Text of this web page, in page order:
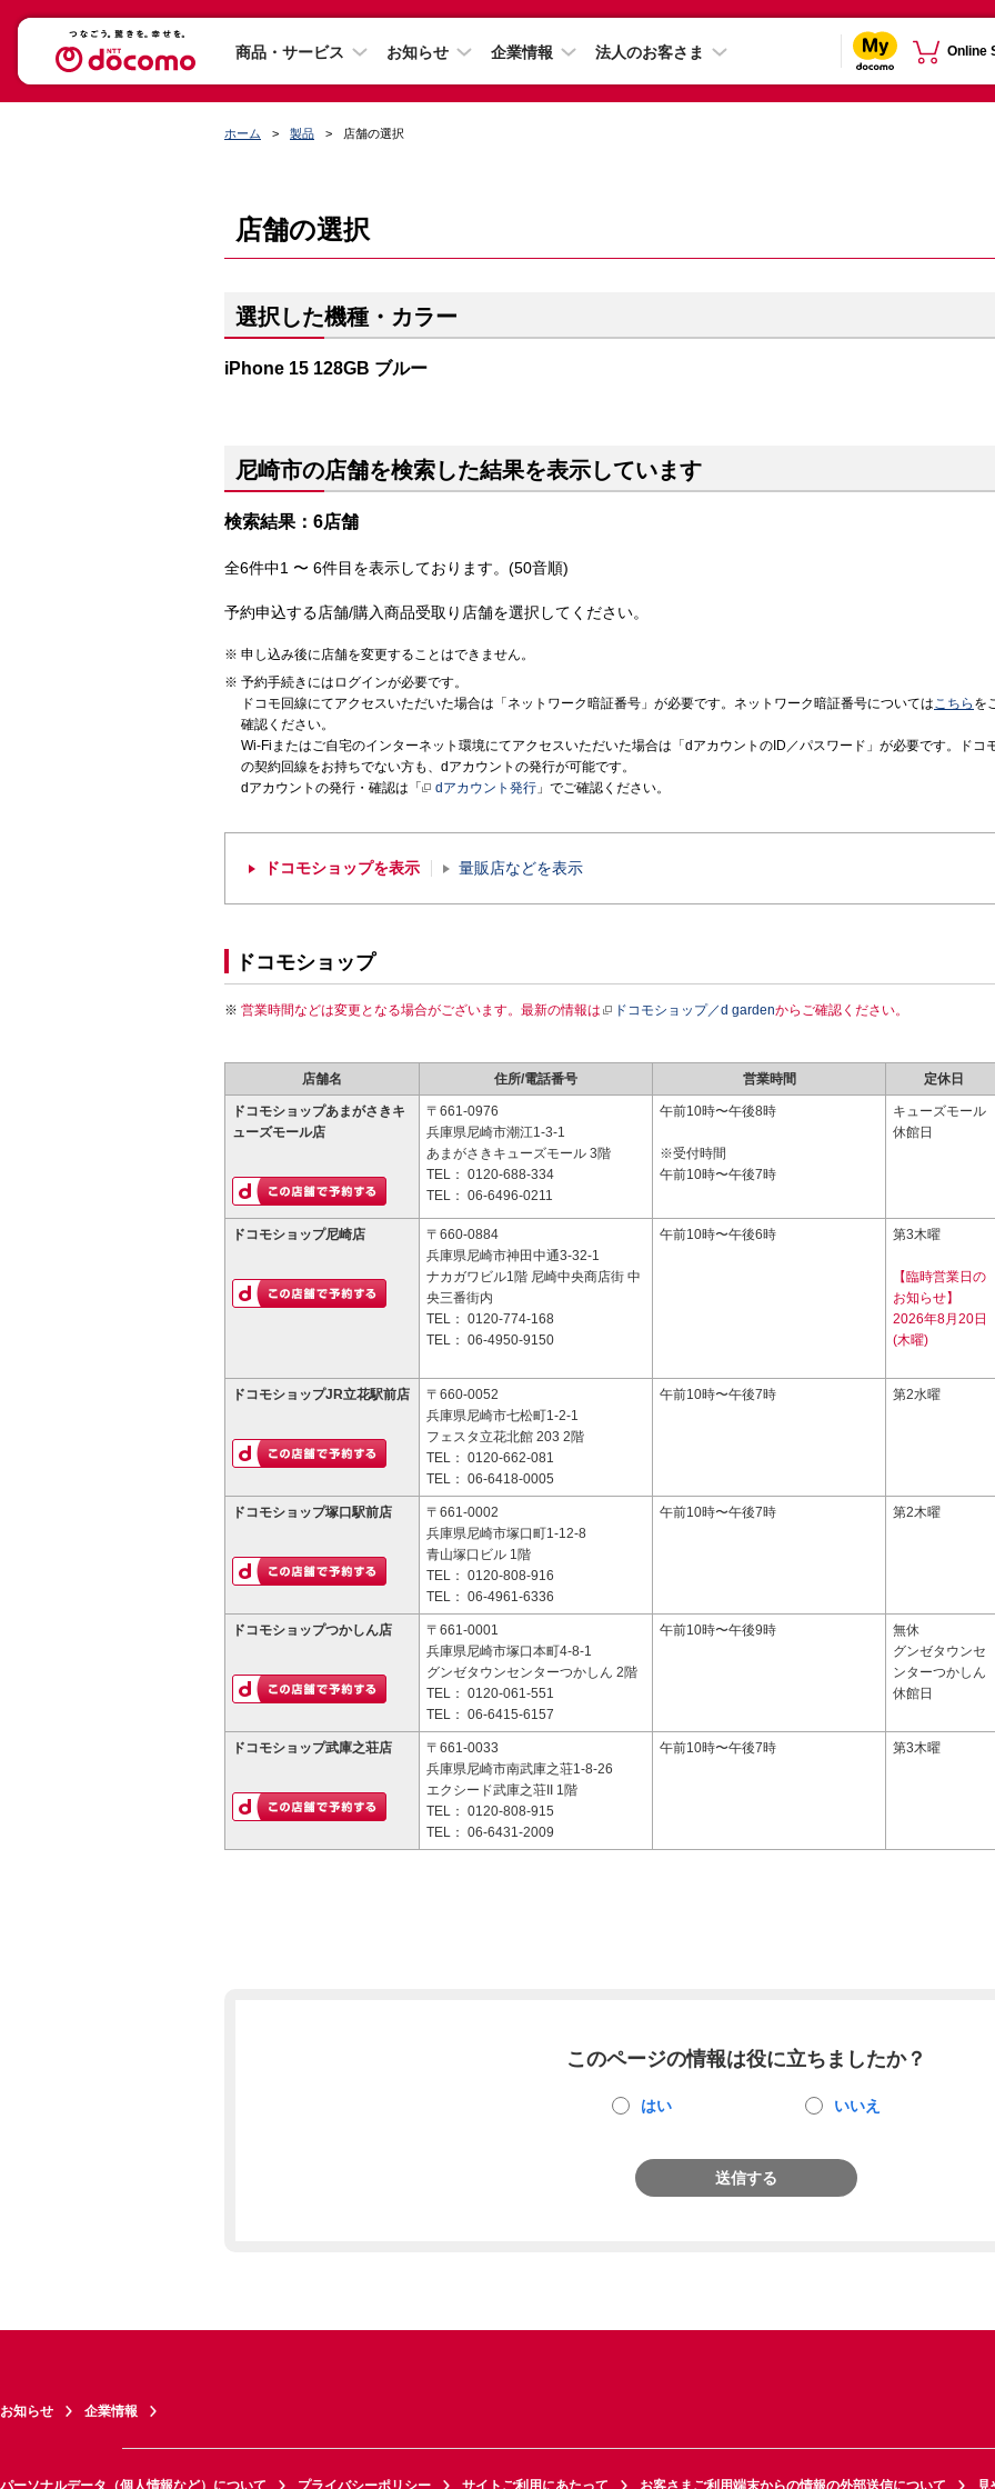
商品・サービス お知らせ 企業情報 法人のお客さま Online
ホーム 製品 店舗の選択
店舗の選択
選択した機種・カラー
iPhone 15 128GB ブルー
尼崎市の店舗を検索した結果を表示しています
検索結果：6店舗
全6件中1 〜 6件目を表示しております。(50音順)
予約申込する店舗/購入商品受取り店舗を選択してください。
申し込み後に店舗を変更することはできません。
予約手続きにはログインが必要です。
ドコモ回線にてアクセスいただいた場合は「ネットワーク暗証番号」が必要です。ネットワーク暗証番号についてはこちら を
確認ください。
Wi-Fiまたはご自宅のインターネット環境にてアクセスいただいた場合は「dアカウントのID／パスワード」が必要です。ドコ
の契約回線をお持ちでない方も、dアカウントの発行が可能です。
dアカウントの発行・確認は「
dアカウント発行 」でご確認ください。
ドコモショップを表示 量販店などを表示
ドコモショップ
営業時間などは変更となる場合がございます。最新の情報は ドコモショップ／d gardenからご確認ください。
店舗名 住所/電話番号 営業時間 定休日
ドコモショップあまがさきキ
ューズモール店
〒661-0976
兵庫県尼崎市潮江1-3-1
あまがさきキューズモール 3階
TEL： 0120-688-334
TEL： 06-6496-0211
午前10時〜午後8時
※受付時間
午前10時〜午後7時
キューズモール
休館日
ドコモショップ尼崎店
〒660-0884
兵庫県尼崎市神田中通3-32-1
ナカガワビル1階 尼崎中央商店街 中
央三番街内
TEL： 0120-774-168
TEL： 06-4950-9150
午前10時〜午後6時 第3木曜
【臨時営業日の
お知らせ】
2026年8月20日
(木曜)
ドコモショップJR立花駅前店
〒660-0052
兵庫県尼崎市七松町1-2-1
フェスタ立花北館 203 2階
TEL： 0120-662-081
TEL： 06-6418-0005
午前10時〜午後7時 第2水曜
ドコモショップ塚口駅前店
〒661-0002
兵庫県尼崎市塚口町1-12-8
青山塚口ビル 1階
TEL： 0120-808-916
TEL： 06-4961-6336
午前10時〜午後7時 第2木曜
ドコモショップつかしん店
〒661-0001
兵庫県尼崎市塚口本町4-8-1
グンゼタウンセンターつかしん 2階
TEL： 0120-061-551
TEL： 06-6415-6157
午前10時〜午後9時
無休
グンゼタウンセ
ンターつかしん
休館日
ドコモショップ武庫之荘店
〒661-0033
兵庫県尼崎市南武庫之荘1-8-26
エクシード武庫之荘II 1階
TEL： 0120-808-915
TEL： 06-6431-2009
午前10時〜午後7時 第3木曜
このページの情報は役に立ちましたか？
はい いいえ
送信する
お知らせ 企業情報
パーソナルデータ（個人情報など）について プライバシーポリシー サイトご利用にあたって お客さまご利用端末からの情報の外部送信について 見